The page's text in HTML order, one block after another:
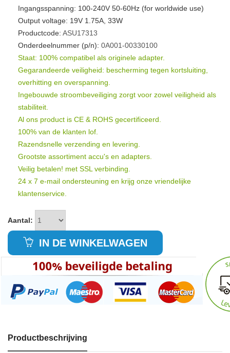
Ingangsspanning: 100-240V 50-60Hz (for worldwide use)
Output voltage: 19V 1.75A, 33W
Productcode: ASU17313
Onderdeelnummer (p/n): 0A001-00330100
Staat: 100% compatibel als originele adapter.
Gegarandeerde veiligheid: bescherming tegen kortsluiting,
overhitting en overspanning.
Ingebouwde stroombeveiliging zorgt voor zowel veiligheid als
stabiliteit.
Al ons product is CE & ROHS gecertificeerd.
100% van de klanten lof.
Razendsnelle verzending en levering.
Grootste assortiment accu's en adapters.
Veilig betalen! met SSL verbinding.
24 x 7 e-mail ondersteuning en krijg onze vriendelijke
klantenservice.
Aantal:
IN DE WINKELWAGEN
Productbeschrijving